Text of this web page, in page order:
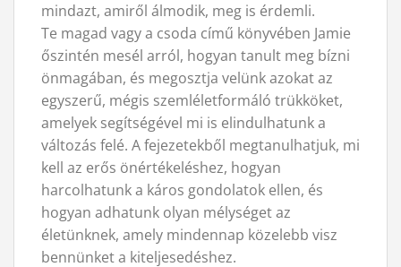
mindazt, amiről álmodik, meg is érdemli.
Te magad vagy a csoda című könyvében Jamie
őszintén mesél arról, hogyan tanult meg bízni
önmagában, és megosztja velünk azokat az
egyszerű, mégis szemléletformáló trükköket,
amelyek segítségével mi is elindulhatunk a
változás felé. A fejezetekből megtanulhatjuk, mi
kell az erős önértékeléshez, hogyan
harcolhatunk a káros gondolatok ellen, és
hogyan adhatunk olyan mélységet az
életünknek, amely mindennap közelebb visz
bennünket a kiteljesedéshez.